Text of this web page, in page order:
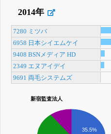
2014年
7280 ミツバ
6958 日本シイエムケイ
9408 BSNメディア HD
2349 エヌアイデイ
9691 両毛システムズ
新宿監査法人
35.5%